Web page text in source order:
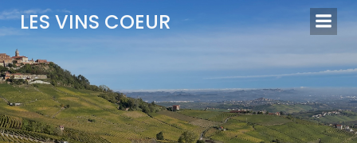
Aller
au LES VINS COEUR